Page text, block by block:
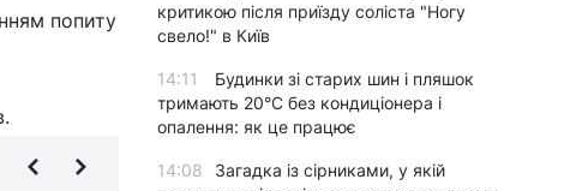
попиту
критикою після приїзду соліста "Ногу
свело!" в Київ
14:11
Будинки зі старих шин і пляшок
тримають 20°C без кондиціонера і
опалення: як це працює
14:08
Загадка із сірниками, у якій